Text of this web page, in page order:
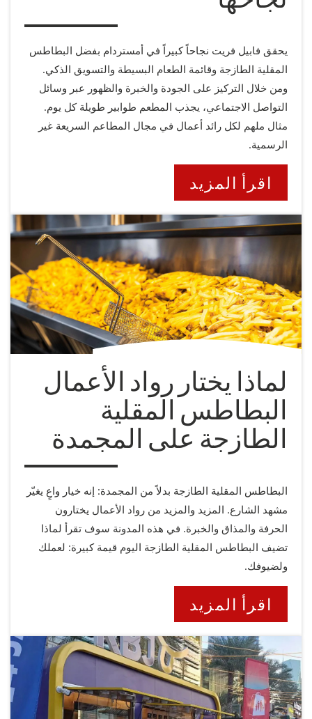
يحقق فابيل فريت نجاحاً كبيراً في أمستردام بفضل البطاطس
المقلية الطازجة وقائمة الطعام البسيطة والتسويق الذكي.
ومن خلال التركيز على الجودة والخبرة والظهور عبر وسائل
التواصل الاجتماعي، يجذب المطعم طوابير طويلة كل يوم.
مثال ملهم لكل رائد أعمال في مجال المطاعم السريعة غير
الرسمية.
اقرأ المزيد
لماذا يختار رواد الأعمال
البطاطس المقلية
الطازجة على المجمدة
البطاطس المقلية الطازجة بدلاً من المجمدة: إنه خيار واعٍ يغيّر
مشهد الشارع. المزيد والمزيد من رواد الأعمال يختارون
الحرفة والمذاق والخبرة. في هذه المدونة سوف تقرأ لماذا
تضيف البطاطس المقلية الطازجة اليوم قيمة كبيرة: لعملك
ولضيوفك.
اقرأ المزيد